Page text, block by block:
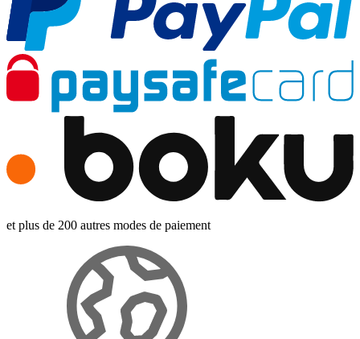
et plus de 200 autres modes de paiement